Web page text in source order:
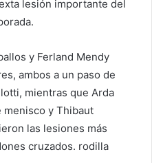
lesión importante del
y Ferland Mendy
ambos a un paso de
mientras que Arda
menisco y Thibaut
las lesiones más
cruzados. rodilla